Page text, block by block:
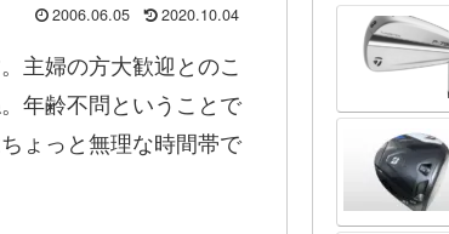
2006.06.05 2020.10.04
主婦の方大歓迎とのこ
年齢不問ということで
ょっと無理な時間帯で